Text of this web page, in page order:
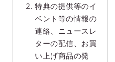
特典の提供等のイ
ベント等の情報の
連絡、ニュースレ
ターの配信、お買
い上げ商品の発